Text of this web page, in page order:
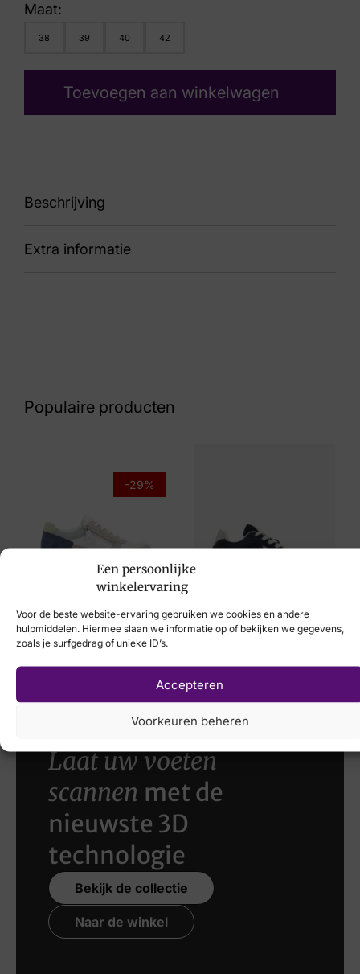
Een persoonlijke
winkelervaring
Voor de beste website-ervaring gebruiken we cookies en andere
hulpmiddelen. Hiermee slaan we informatie op of bekijken we gegevens,
zoals je surfgedrag of unieke ID’s.
Accepteren
Voorkeuren beheren
Maat:
38 39 40 42
Toevoegen aan winkelwagen
Beschrijving
Julia B1
Extra informatie
Artikelnummer
Populaire producten
-29%
€84,95€59,95
VIA VAI
Laat uw voeten
scannen met de
nieuwste 3D
technologie
Bekijk de collectie
Naar de winkel